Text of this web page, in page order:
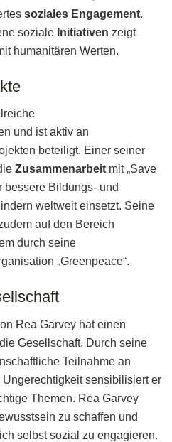
soziales Engagement.
soziale Initiativen zeigt
humanitären Werten.
und ist aktiv an
beteiligt. Einer seiner
Zusammenarbeit mit „Save
bessere Bildungs- und
weltweit einsetzt. Seine
auf den Bereich
durch seine
„Greenpeace“.
Rea Garvey hat einen
Gesellschaft. Durch seine
Teilnahme an
sensibilisiert er
Themen. Rea Garvey
zu schaffen und
selbst sozial zu engagieren.